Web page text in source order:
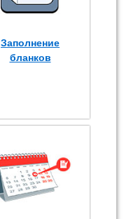
Заполнение
бланков